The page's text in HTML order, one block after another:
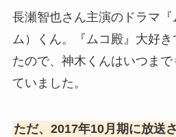
長瀬智也さん主演のドラマ『
ム）くん。『ムコ殿』大好
たので、神木くんはいつま
ていました。
ただ、2017年10月期に放送